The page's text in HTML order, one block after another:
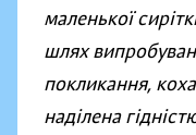
маленької
шлях
покликання,
наділена